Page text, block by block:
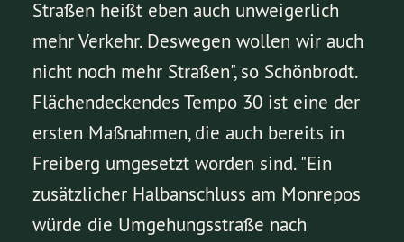
Straßen heißt eben auch unweigerlich
mehr Verkehr. Deswegen wollen wir auch
nicht noch mehr Straßen", so Schönbrodt.
Flächendeckendes Tempo 30 ist eine der
ersten Maßnahmen, die auch bereits in
Freiberg umgesetzt worden sind. "Ein
zusätzlicher Halbanschluss am Monrepos
würde die Umgehungsstraße nach